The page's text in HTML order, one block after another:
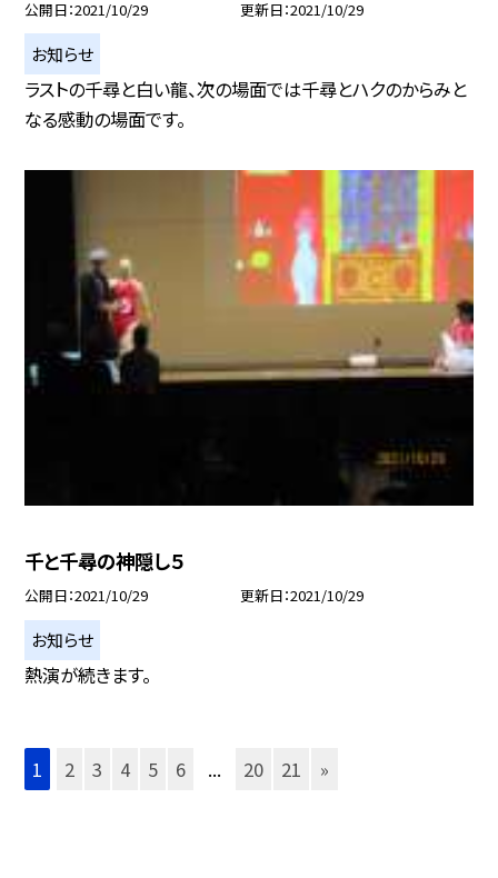
公開日 2021/10/29 更新日 2021/10/29
お知らせ
ラストの千尋と白い龍、次の場面では千尋とハクのからみと
なる感動の場面です。
千と千尋の神隠し５
公開日 2021/10/29 更新日 2021/10/29
お知らせ
熱演が続きます。
1 2 3 4 5 6 ... 20 21 »